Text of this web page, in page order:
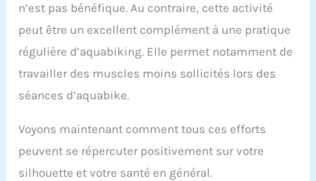
n’est pas bénéfique. Au contraire, cette activité
peut être un excellent complément à une pratique
régulière d’aquabiking. Elle permet notamment de
travailler des muscles moins sollicités lors des
séances d’aquabike.
Voyons maintenant comment tous ces efforts
peuvent se répercuter positivement sur votre
silhouette et votre santé en général.